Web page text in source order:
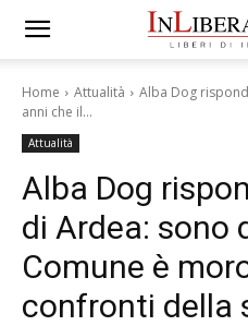
Home Attualità
Alba Dog
anni che il...
Attualità
Alba Dog
di Ardea: sono
Comune è
confronti della